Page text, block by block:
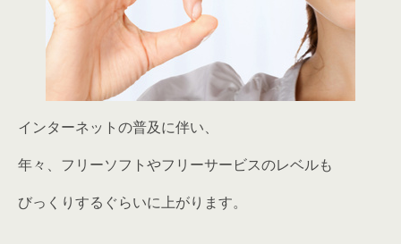
インターネットの普及に伴い、
年々、フリーソフトやフリーサービスのレベルも
びっくりするぐらいに上がります。